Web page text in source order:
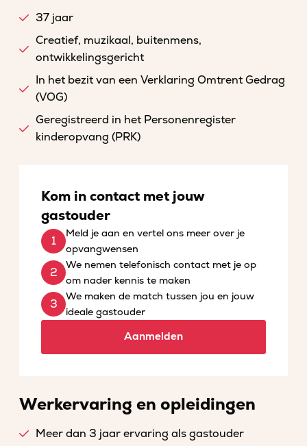
37 jaar
Creatief, muzikaal, buitenmens,
ontwikkelingsgericht
In het bezit van een Verklaring Omtrent Gedrag
(VOG)
Geregistreerd in het Personenregister
kinderopvang (PRK)
Kom in contact met jouw
gastouder
Meld je aan en vertel ons meer over je
opvangwensen
We nemen telefonisch contact met je op
om nader kennis te maken
We maken de match tussen jou en jouw
ideale gastouder
Aanmelden
Werkervaring en opleidingen
Meer dan 3 jaar ervaring als gastouder